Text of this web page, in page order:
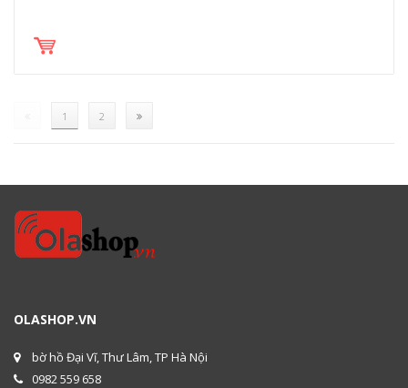
1 (current)
2
OLASHOP.VN
bờ hồ Đại Vĩ, Thư Lâm, TP Hà Nội
0982 559 658